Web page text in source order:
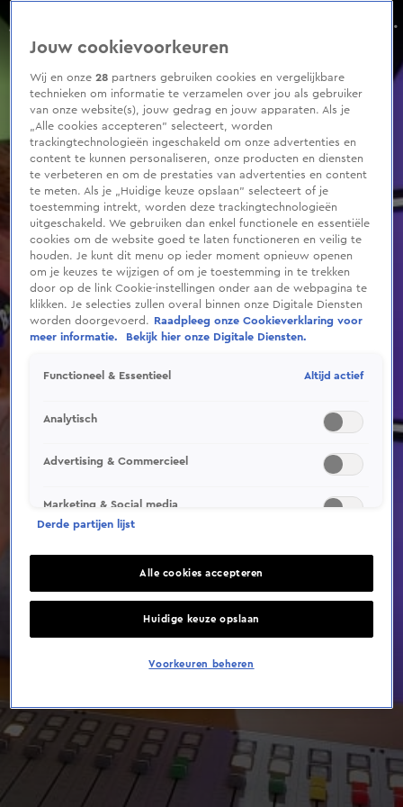
Bizar verhaal bij 538: Bas heeft zijn eigen moeder gedate
Aflevering 194, Seizoen 2025
seconds
of
seconds
Jouw cookievoorkeuren
Wij en onze28 partners gebruiken cookies en vergelijkbare
technieken om informatie te verzamelen over jou als gebruiker
van onze website(s), jouw gedrag en jouw apparaten. Als je
„Alle cookies accepteren” selecteert, worden
trackingtechnologieën ingeschakeld om onze advertenties en
content te kunnen personaliseren, onze producten en diensten
te verbeteren en om de prestaties van advertenties en content
te meten. Als je „Huidige keuze opslaan” selecteert of je
toestemming intrekt, worden deze trackingtechnologieën
uitgeschakeld. We gebruiken dan enkel functionele en essentiële
cookies om de website goed te laten functioneren en veilig te
houden. Je kunt dit menu op ieder moment opnieuw openen
om je keuzes te wijzigen of om je toestemming in te trekken
door op de link Cookie-instellingen onder aan de webpagina te
klikken. Je selecties zullen overal binnen onze Digitale Diensten
worden doorgevoerd.
Raadpleeg onze Cookieverklaring voor
meer informatie.
Bekijk hier onze Digitale Diensten.
Functioneel & Essentieel Altijd actief
Analytisch
Advertising & Commercieel
Marketing & Social media
Derde partijen lijst
Alle cookies accepteren
Huidige keuze opslaan
Voorkeuren beheren